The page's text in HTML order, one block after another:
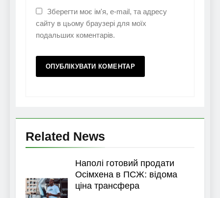
Зберегти моє ім'я, e-mail, та адресу
сайту в цьому браузері для моїх
подальших коментарів.
Related News
Наполі готовий продати
Осімхена в ПСЖ: відома
ціна трансфера